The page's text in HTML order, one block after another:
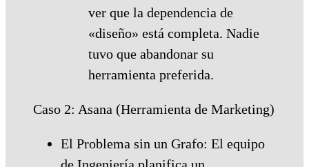
ver que la dependencia de
«diseño» está completa. Nadie
tuvo que abandonar su
herramienta preferida.
Caso 2: Asana (Herramienta de Marketing)
El Problema sin un Grafo: El equipo
de Ingeniería planifica un